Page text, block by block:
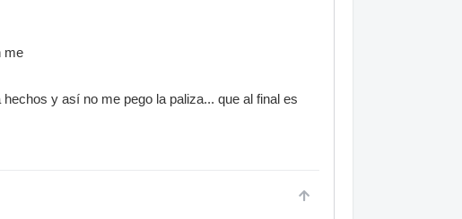
me
y así no me pego la paliza... que al final es